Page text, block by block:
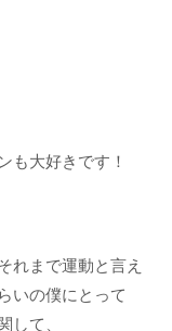
も大好きです！
れまで運動と言え
いの僕にとって
して、